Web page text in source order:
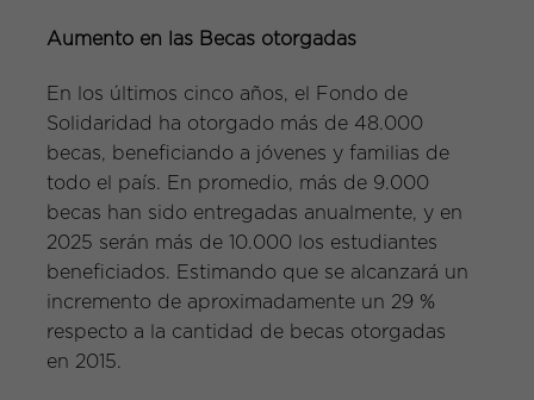
Aumento en las Becas otorgadas
En los últimos cinco años, el Fondo de
Solidaridad ha otorgado más de 48.000
becas, beneficiando a jóvenes y familias de
todo el país. En promedio, más de 9.000
becas han sido entregadas anualmente, y en
2025 serán más de 10.000 los estudiantes
beneficiados. Estimando que se alcanzará un
incremento de aproximadamente un 29 %
respecto a la cantidad de becas otorgadas
en 2015.